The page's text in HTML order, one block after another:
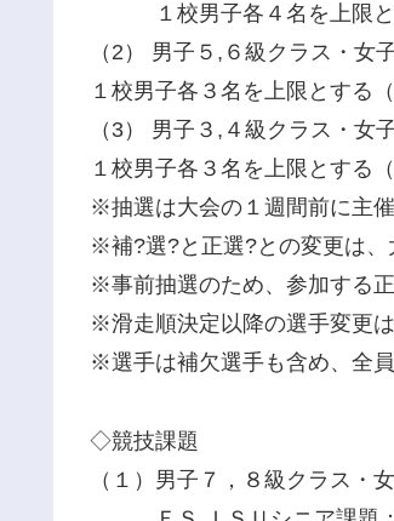
１校男子各４名を上限と
（2） 男子５,６級クラス・女
１校男子各３名を上限とする
（3） 男子３,４級クラス・女
１校男子各３名を上限とする
※抽選は大会の１週間前に主催
※補?選?と正選?との変更は、
※事前抽選のため、参加する
※滑走順決定以降の選手変更は
※選手は補欠選手も含め、全
◇競技課題
（１）男子７，８級クラス・